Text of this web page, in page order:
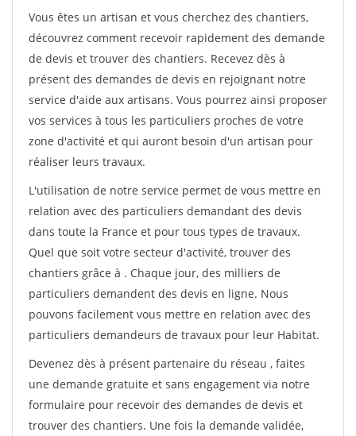
Vous êtes un artisan et vous cherchez des chantiers,
découvrez comment recevoir rapidement des demande
de devis et trouver des chantiers. Recevez dès à
présent des demandes de devis en rejoignant notre
service d'aide aux artisans. Vous pourrez ainsi proposer
vos services à tous les particuliers proches de votre
zone d'activité et qui auront besoin d'un artisan pour
réaliser leurs travaux.
L'utilisation de notre service permet de vous mettre en
relation avec des particuliers demandant des devis
dans toute la France et pour tous types de travaux.
Quel que soit votre secteur d'activité, trouver des
chantiers grâce à . Chaque jour, des milliers de
particuliers demandent des devis en ligne. Nous
pouvons facilement vous mettre en relation avec des
particuliers demandeurs de travaux pour leur Habitat.
Devenez dès à présent partenaire du réseau , faites
une demande gratuite et sans engagement via notre
formulaire pour recevoir des demandes de devis et
trouver des chantiers. Une fois la demande validée,